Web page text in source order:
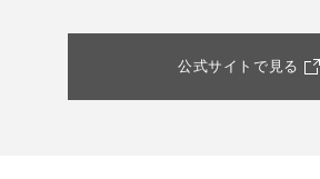
公式サイトで見る